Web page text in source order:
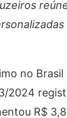
no Brasil
2024
R$